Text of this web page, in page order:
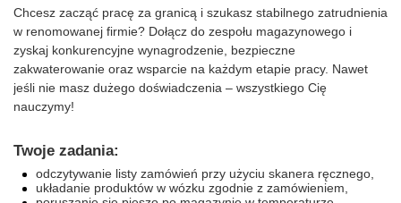
Chcesz zacząć pracę za granicą i szukasz stabilnego zatrudnienia
w renomowanej firmie? Dołącz do zespołu magazynowego i
zyskaj konkurencyjne wynagrodzenie, bezpieczne
zakwaterowanie oraz wsparcie na każdym etapie pracy. Nawet
jeśli nie masz dużego doświadczenia – wszystkiego Cię
nauczymy!
Twoje zadania:
odczytywanie listy zamówień przy użyciu skanera ręcznego,
układanie produktów w wózku zgodnie z zamówieniem,